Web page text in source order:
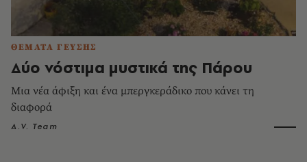
ΘΕΜΑΤΑ ΓΕΥΣΗΣ
Δύο νόστιμα μυστικά της Πάρου
Μια νέα άφιξη και ένα μπεργκεράδικο που κάνει τη
διαφορά
A.V. Team